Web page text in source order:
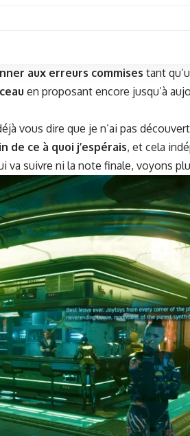
aux erreurs com­mis­es tant
en pro­posant encore jusqu’à
vous dire que je n’ai pas
de ce à quoi j’espérais, et cela
suiv­re ni la note finale, voyons